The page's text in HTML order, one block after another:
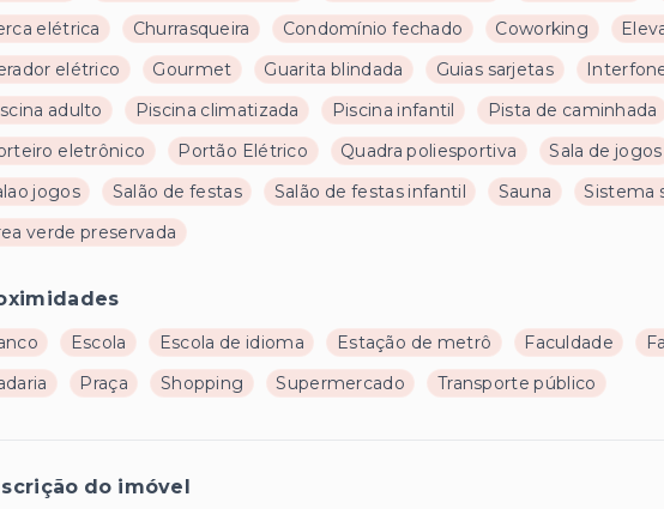
elétrica
Churrasqueira Condomínio fechado Coworking
elétrico
Gourmet Guarita blindada Guias sarjetas
adulto
Piscina climatizada Piscina infantil Pista de caminhada
eletrônico
Portão Elétrico Quadra poliesportiva Sala de jogos
jogos
Salão de festas Salão de festas infantil Sauna Sistema
verde preservada
Escola Escola de idioma Estação de metrô Faculdade
Praça Shopping Supermercado Transporte público
do imóvel